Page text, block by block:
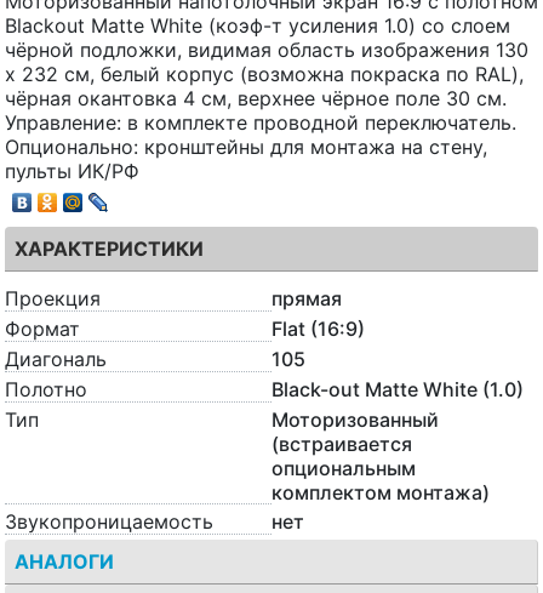
Blackout Matte White (коэф-т усиления 1.0) со слоем
чёрной подложки, видимая область изображения 130
x 232 см, белый корпус (возможна покраска по RAL),
чёрная окантовка 4 см, верхнее чёрное поле 30 см.
Управление: в комплекте проводной переключатель.
Опционально: кронштейны для монтажа на стену,
пульты ИК/РФ
ХАРАКТЕРИСТИКИ
Проекция
прямая
Формат
Flat (16:9)
Диагональ
105
Полотно
Black-out Matte White (1.0)
Тип
Моторизованный
(встраивается
опциональным
комплектом монтажа)
Звукопроницаемость
нет
АНАЛОГИ